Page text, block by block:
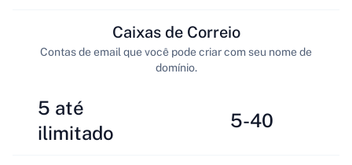
5 até
ilimitado
Caixas de Correio
Contas de email que você pode criar com seu nome de
domínio.
5-40